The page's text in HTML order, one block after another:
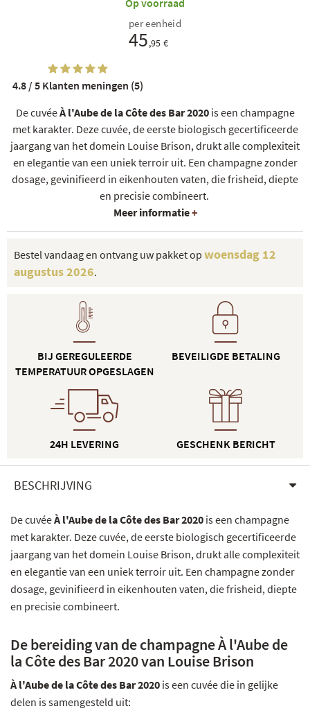
Op voorraad
De cuvéeÀ l'Aube de la Côte des Bar 2020is een champagne
met karakter. Deze cuvée, de eerste biologisch gecertificeerde
jaargang van het domein Louise Brison, drukt alle complexiteit
en elegantie van een uniek terroir uit. Een champagne zonder
dosage, gevinifieerd in eikenhouten vaten, die frisheid, diepte
en precisie combineert.
Meer informatie+
per eenheid
45,95 €
4.8 / 5Klanten meningen (5)
Bestel vandaag en ontvang uw pakket op woensdag 12
augustus 2026.
BIJ GEREGULEERDE
TEMPERATUUR OPGESLAGEN
24H LEVERING
BEVEILIGDE BETALING
GESCHENK BERICHT
BESCHRIJVING
De cuvéeÀ l'Aube de la Côte des Bar 2020 is een champagne
met karakter. Deze cuvée, de eerste biologisch gecertificeerde
jaargang van het domein Louise Brison, drukt alle complexiteit
en elegantie van een uniek terroir uit. Een champagne zonder
dosage, gevinifieerd in eikenhouten vaten, die frisheid, diepte
en precisie combineert.
De bereiding van de champagne À l'Aube de
la Côte des Bar 2020 van Louise Brison
À l'Aube de la Côte des Bar 2020 is een cuvée die in gelijke
delen is samengesteld uit: